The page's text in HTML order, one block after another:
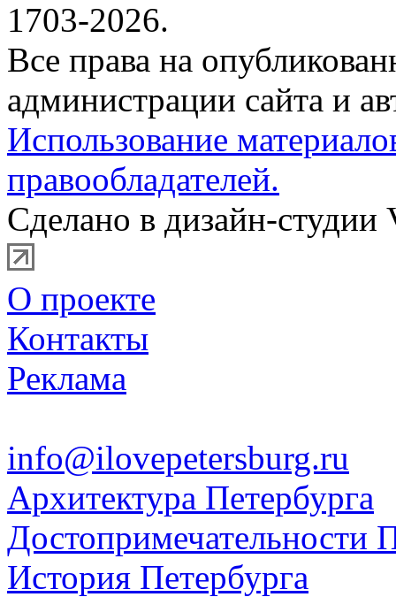
1703-2026.
Все права на
администрации сайта и
Использование
правообладателей.
Сделано в дизайн-студии
О проекте
Контакты
Реклама
info@ilovepetersburg.ru
Архитектура Петербурга
Достопримечательности
История Петербурга